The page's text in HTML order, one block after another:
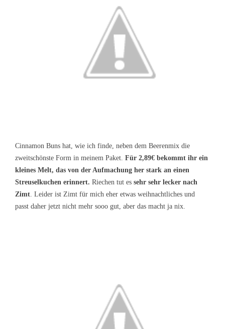
Cinnamon Buns hat, wie ich finde, neben dem Beerenmix die
zweitschönste Form in meinem Paket. Für 2,89€ bekommt ihr ein
kleines Melt, das von der Aufmachung her stark an einen
Streuselkuchen erinnert. Riechen tut es sehr sehr lecker nach
Zimt. Leider ist Zimt für mich eher etwas weihnachtliches und
passt daher jetzt nicht mehr sooo gut, aber das macht ja nix.